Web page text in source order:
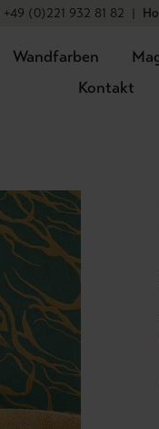
+49 (0)221 932 81 82 |
Wandfarben
Kontakt